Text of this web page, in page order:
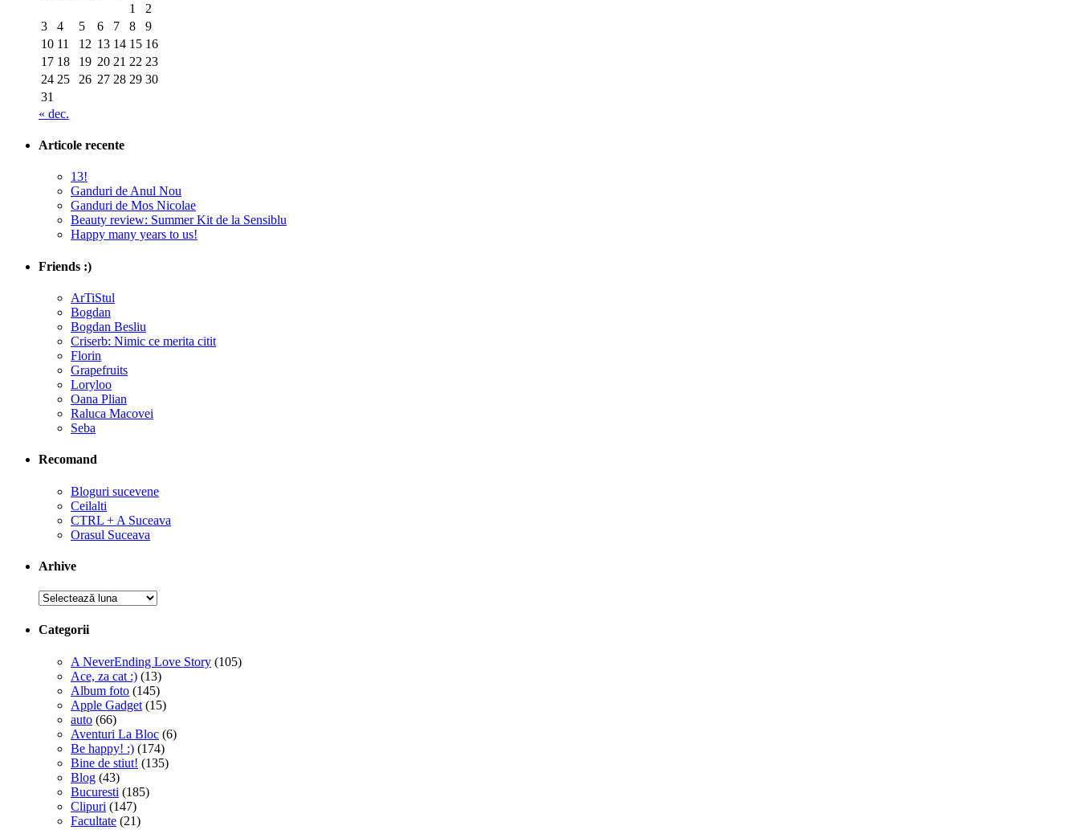
1
2
3
4 5 6 7 8
9
10 11 12 13 14 15 16
17 18 19 20 21 22 23
24 25 26 27 28 29 30
31
« dec.
Articole recente
13!
Ganduri de Anul Nou
Ganduri de Mos Nicolae
Beauty review: Summer Kit de la Sensiblu
Happy many years to us!
Friends :)
ArTiStul
Bogdan
Bogdan Besliu
Criserb: Nimic ce merita citit
Florin
Grapefruits
Loryloo
Oana Plian
Raluca Macovei
Seba
Recomand
Bloguri sucevene
Ceilalti
CTRL + A Suceava
Orasul Suceava
Arhive
Arhive
Categorii
A NeverEnding Love Story (105)
Ace, za cat :) (13)
Album foto (145)
Apple Gadget (15)
auto (66)
Aventuri La Bloc (6)
Be happy! :) (174)
Bine de stiut! (135)
Blog (43)
Bucuresti (185)
Clipuri (147)
Facultate (21)